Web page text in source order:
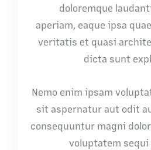
doloremque
aperiam, eaque ipsa
veritatis et quasi
dicta sunt
Nemo enim ipsam
sit aspernatur aut odit
consequuntur magni
voluptatem